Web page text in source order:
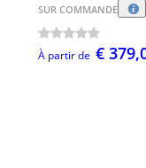
SUR COMMANDE
À partir de €